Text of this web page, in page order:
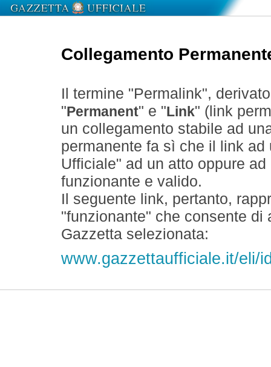
Collegamento
Il termine "Permalink",
" Permanent" e " Link" (link
un collegamento stabile ad
permanente fa sì che il link
Ufficiale" ad un atto oppure
funzionante e valido.
Il seguente link, pertanto,
"funzionante" che consente
Gazzetta selezionata:
www.gazzettaufficiale.it/eli/